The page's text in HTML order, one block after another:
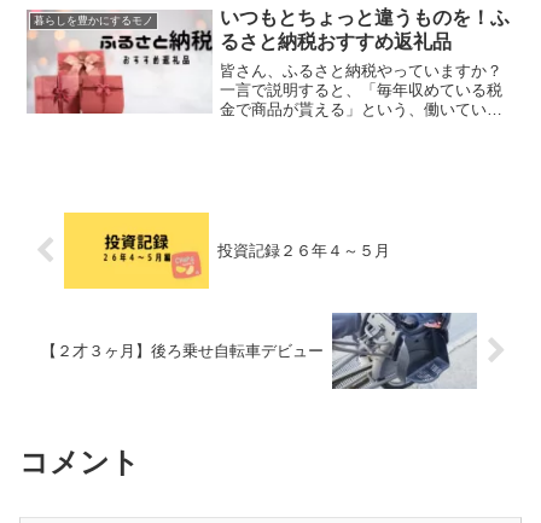
でした。およそ半年くらい彷徨い続け
て、遂に発見することが出来...
暮らしを豊かにするモノ
いつもとちょっと違うものを！ふ
るさと納税おすすめ返礼品
皆さん、ふるさと納税やっていますか？
一言で説明すると、「毎年収めている税
金で商品が貰える」という、働いている
投資記録２６年４～５月
【２才３ヶ月】後ろ乗せ自転車デビュー
コメント